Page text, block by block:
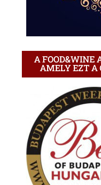
A FOOD&WINE
AMELY EZT A